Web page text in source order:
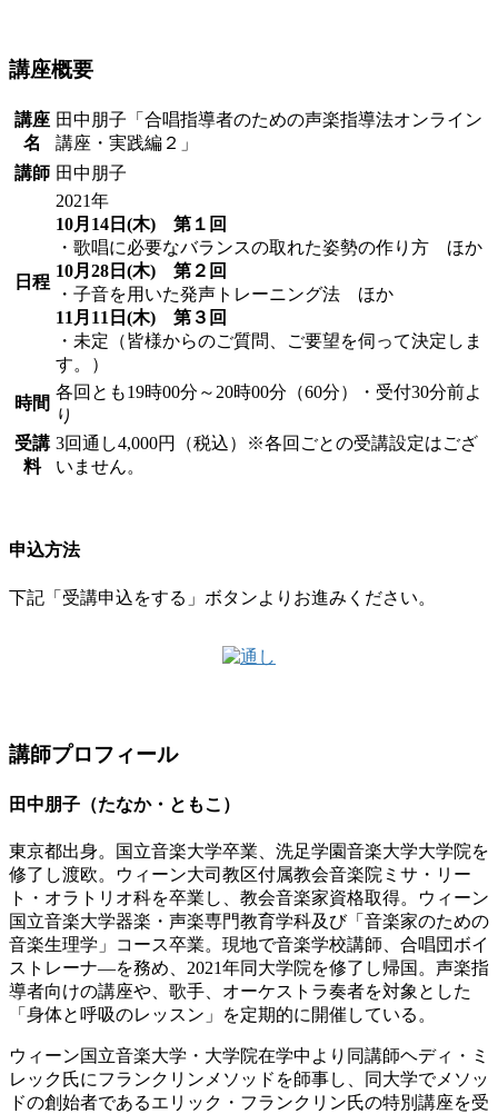
講座概要
講座
名
田中朋子「合唱指導者のための声楽指導法オンライン
講座・実践編２」
講師 田中朋子
日程
2021年
10月14日(木) 第１回
・歌唱に必要なバランスの取れた姿勢の作り方 ほか
10月28日(木) 第２回
・子音を用いた発声トレーニング法 ほか
11月11日(木) 第３回
・未定（皆様からのご質問、ご要望を伺って決定しま
す。）
時間
各回とも19時00分～20時00分（60分）・受付30分前よ
り
受講
料
3回通し4,000円（税込）※各回ごとの受講設定はござ
いません。
申込方法
下記「受講申込をする」ボタンよりお進みください。
講師プロフィール
田中朋子（たなか・ともこ）
東京都出身。国立音楽大学卒業、洗足学園音楽大学大学院を
修了し渡欧。ウィーン大司教区付属教会音楽院ミサ・リー
ト・オラトリオ科を卒業し、教会音楽家資格取得。ウィーン
国立音楽大学器楽・声楽専門教育学科及び「音楽家のための
音楽生理学」コース卒業。現地で音楽学校講師、合唱団ボイ
ストレーナ―を務め、2021年同大学院を修了し帰国。声楽指
導者向けの講座や、歌手、オーケストラ奏者を対象とした
「身体と呼吸のレッスン」を定期的に開催している。
ウィーン国立音楽大学・大学院在学中より同講師ヘディ・ミ
レック氏にフランクリンメソッドを師事し、同大学でメソッ
ドの創始者であるエリック・フランクリン氏の特別講座を受